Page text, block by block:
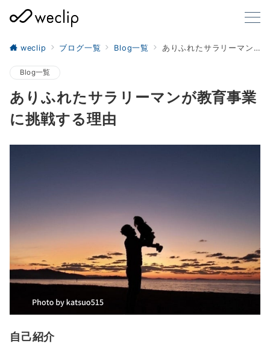
weclip ブログ一覧 Blog一覧 ありふれたサラリーマンが教育事業に挑戦する理由
Blog一覧
ありふれたサラリーマンが教育事業
に挑戦する理由
自己紹介